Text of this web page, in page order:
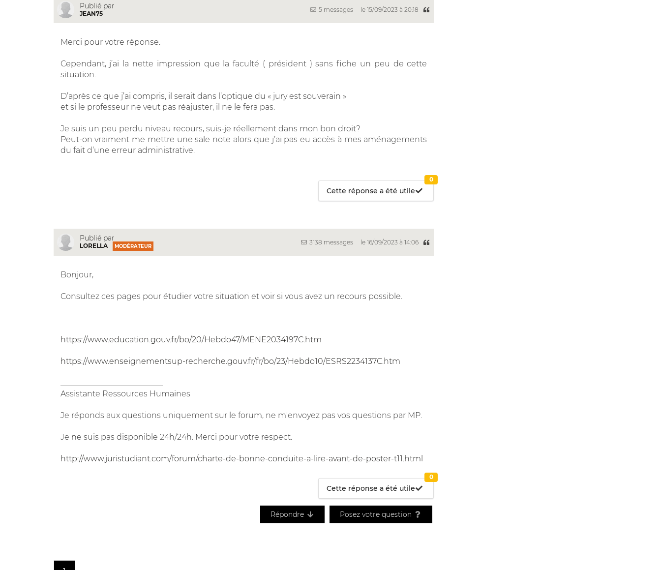
Publié par
JEAN75
5 messages le 15/09/2023 à 20:18
Merci pour votre réponse.
Cependant, j’ai la nette impression que la faculté ( président ) sans fiche un peu de cette
situation.
D’après ce que j’ai compris, il serait dans l’optique du « jury est souverain »
et si le professeur ne veut pas réajuster, il ne le fera pas.
Je suis un peu perdu niveau recours, suis-je réellement dans mon bon droit?
Peut-on vraiment me mettre une sale note alors que j’ai pas eu accès à mes aménagements
du fait d’une erreur administrative.
Cette réponse a été utile
0
Publié par
LORELLA MODÉRATEUR
3138 messages le 16/09/2023 à 14:06
Bonjour,
Consultez ces pages pour étudier votre situation et voir si vous avez un recours possible.
https://www.education.gouv.fr/bo/20/Hebdo47/MENE2034197C.htm
https://www.enseignementsup-recherche.gouv.fr/fr/bo/23/Hebdo10/ESRS2234137C.htm
Assistante Ressources Humaines
Je réponds aux questions uniquement sur le forum, ne m'envoyez pas vos questions par MP.
Je ne suis pas disponible 24h/24h. Merci pour votre respect.
http://www.juristudiant.com/forum/charte-de-bonne-conduite-a-lire-avant-de-poster-t11.html
Cette réponse a été utile
0
Répondre Posez votre question